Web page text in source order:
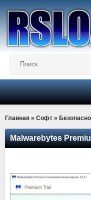
Главная » Софт »
Malwarebytes